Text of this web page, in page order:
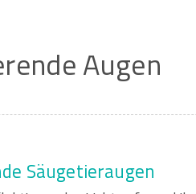
Augen
Säugetieraugen